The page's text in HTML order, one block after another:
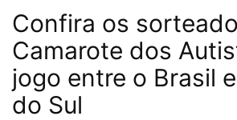
Confira os
Camarote dos
jogo entre o Brasil
do Sul